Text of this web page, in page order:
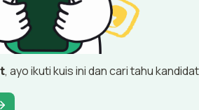
, ayo ikuti kuis ini dan cari tahu